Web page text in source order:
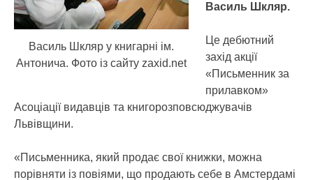
Василь Шкляр у книгарні ім.
Антонича. Фото із сайту zaxid.net
Василь Шкляр.
Це дебютний
захід акції
«Письменник за
прилавком»
Асоціації видавців та книгорозповсюджувачів
Львівщини.
«Письменника, який продає свої книжки, можна
порівняти із повіями, що продають себе в Амстердамі